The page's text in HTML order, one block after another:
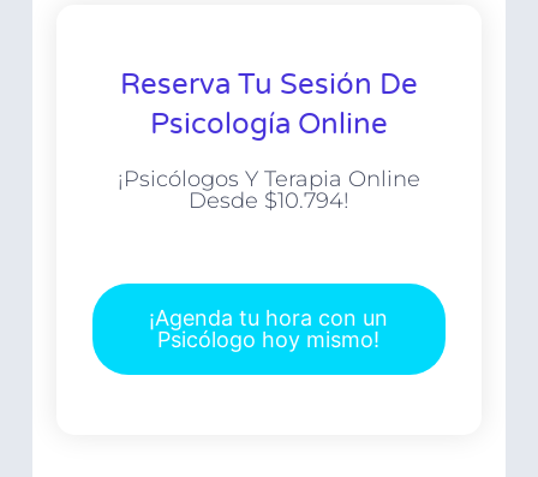
Reserva Tu Sesión De
Psicología Online
¡Psicólogos Y Terapia Online
Desde $10.794!
¡Agenda tu hora con un
Psicólogo hoy mismo!